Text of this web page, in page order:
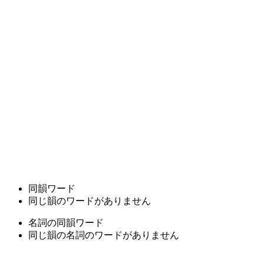
同韻ワード
同じ韻のワードがありません
名詞の同韻ワード
同じ韻の名詞のワードがありません